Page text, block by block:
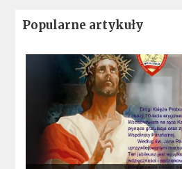
Popularne artykuły